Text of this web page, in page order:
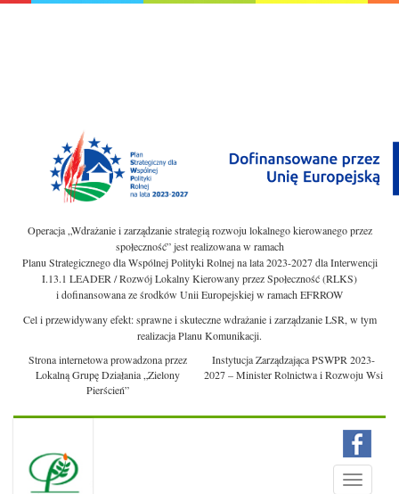
Operacja „Wdrażanie i zarządzanie strategią rozwoju lokalnego kierowanego przez
społeczność” jest realizowana w ramach
Planu Strategicznego dla Wspólnej Polityki Rolnej na lata 2023-2027 dla Interwencji
I.13.1 LEADER / Rozwój Lokalny Kierowany przez Społeczność (RLKS)
i dofinansowana ze środków Unii Europejskiej w ramach EFRROW
Cel i przewidywany efekt: sprawne i skuteczne wdrażanie i zarządzanie LSR, w tym
realizacja Planu Komunikacji.
Strona internetowa prowadzona przez
Lokalną Grupę Działania „Zielony
Pierścień”
Instytucja Zarządzająca PSWPR 2023-
2027 – Minister Rolnictwa i Rozwoju Wsi
Toggle
Menu